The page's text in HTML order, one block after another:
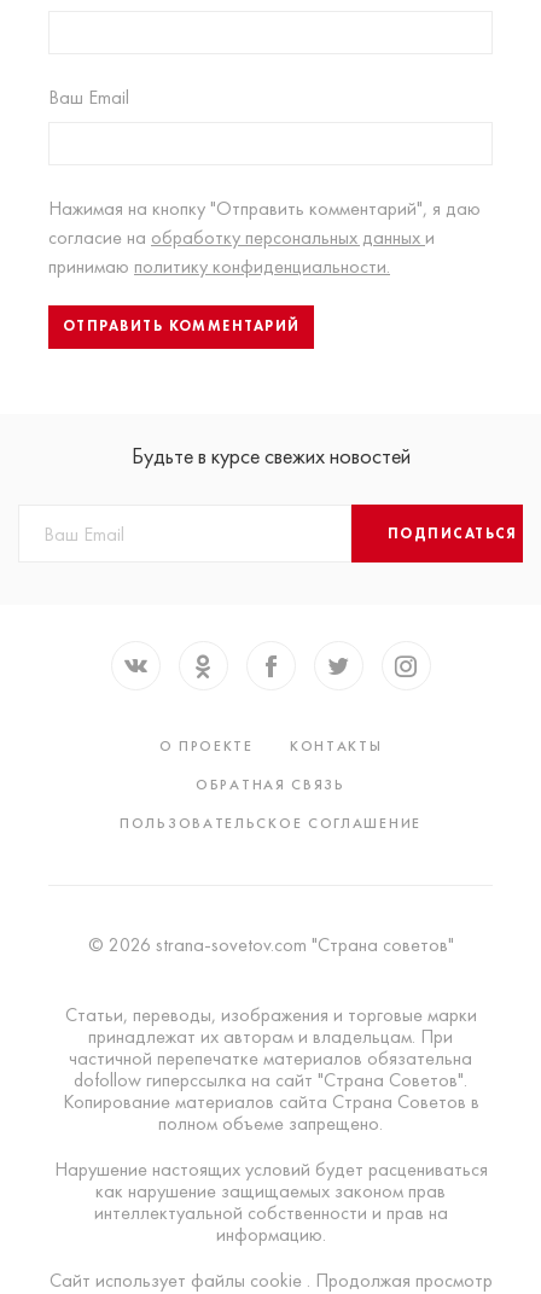
Ваш Email
Нажимая на кнопку "Отправить комментарий", я даю
согласие на обработку персональных данных и
принимаю политику конфиденциальности.
Будьте в курсе свежих новостей
ПОДПИСАТЬСЯ
О ПРОЕКТЕ
КОНТАКТЫ
ОБРАТНАЯ СВЯЗЬ
ПОЛЬЗОВАТЕЛЬСКОЕ СОГЛАШЕНИЕ
© 2026 strana-sovetov.com "Страна советов"
Статьи, переводы, изображения и торговые марки
принадлежат их авторам и владельцам. При
частичной перепечатке материалов обязательна
dofollow гиперссылка на сайт "Страна Советов".
Копирование материалов сайта Страна Советов в
полном объеме запрещено.
Нарушение настоящих условий будет расцениваться
как нарушение защищаемых законом прав
интеллектуальной собственности и прав на
информацию.
Сайт использует файлы cookie . Продолжая просмотр